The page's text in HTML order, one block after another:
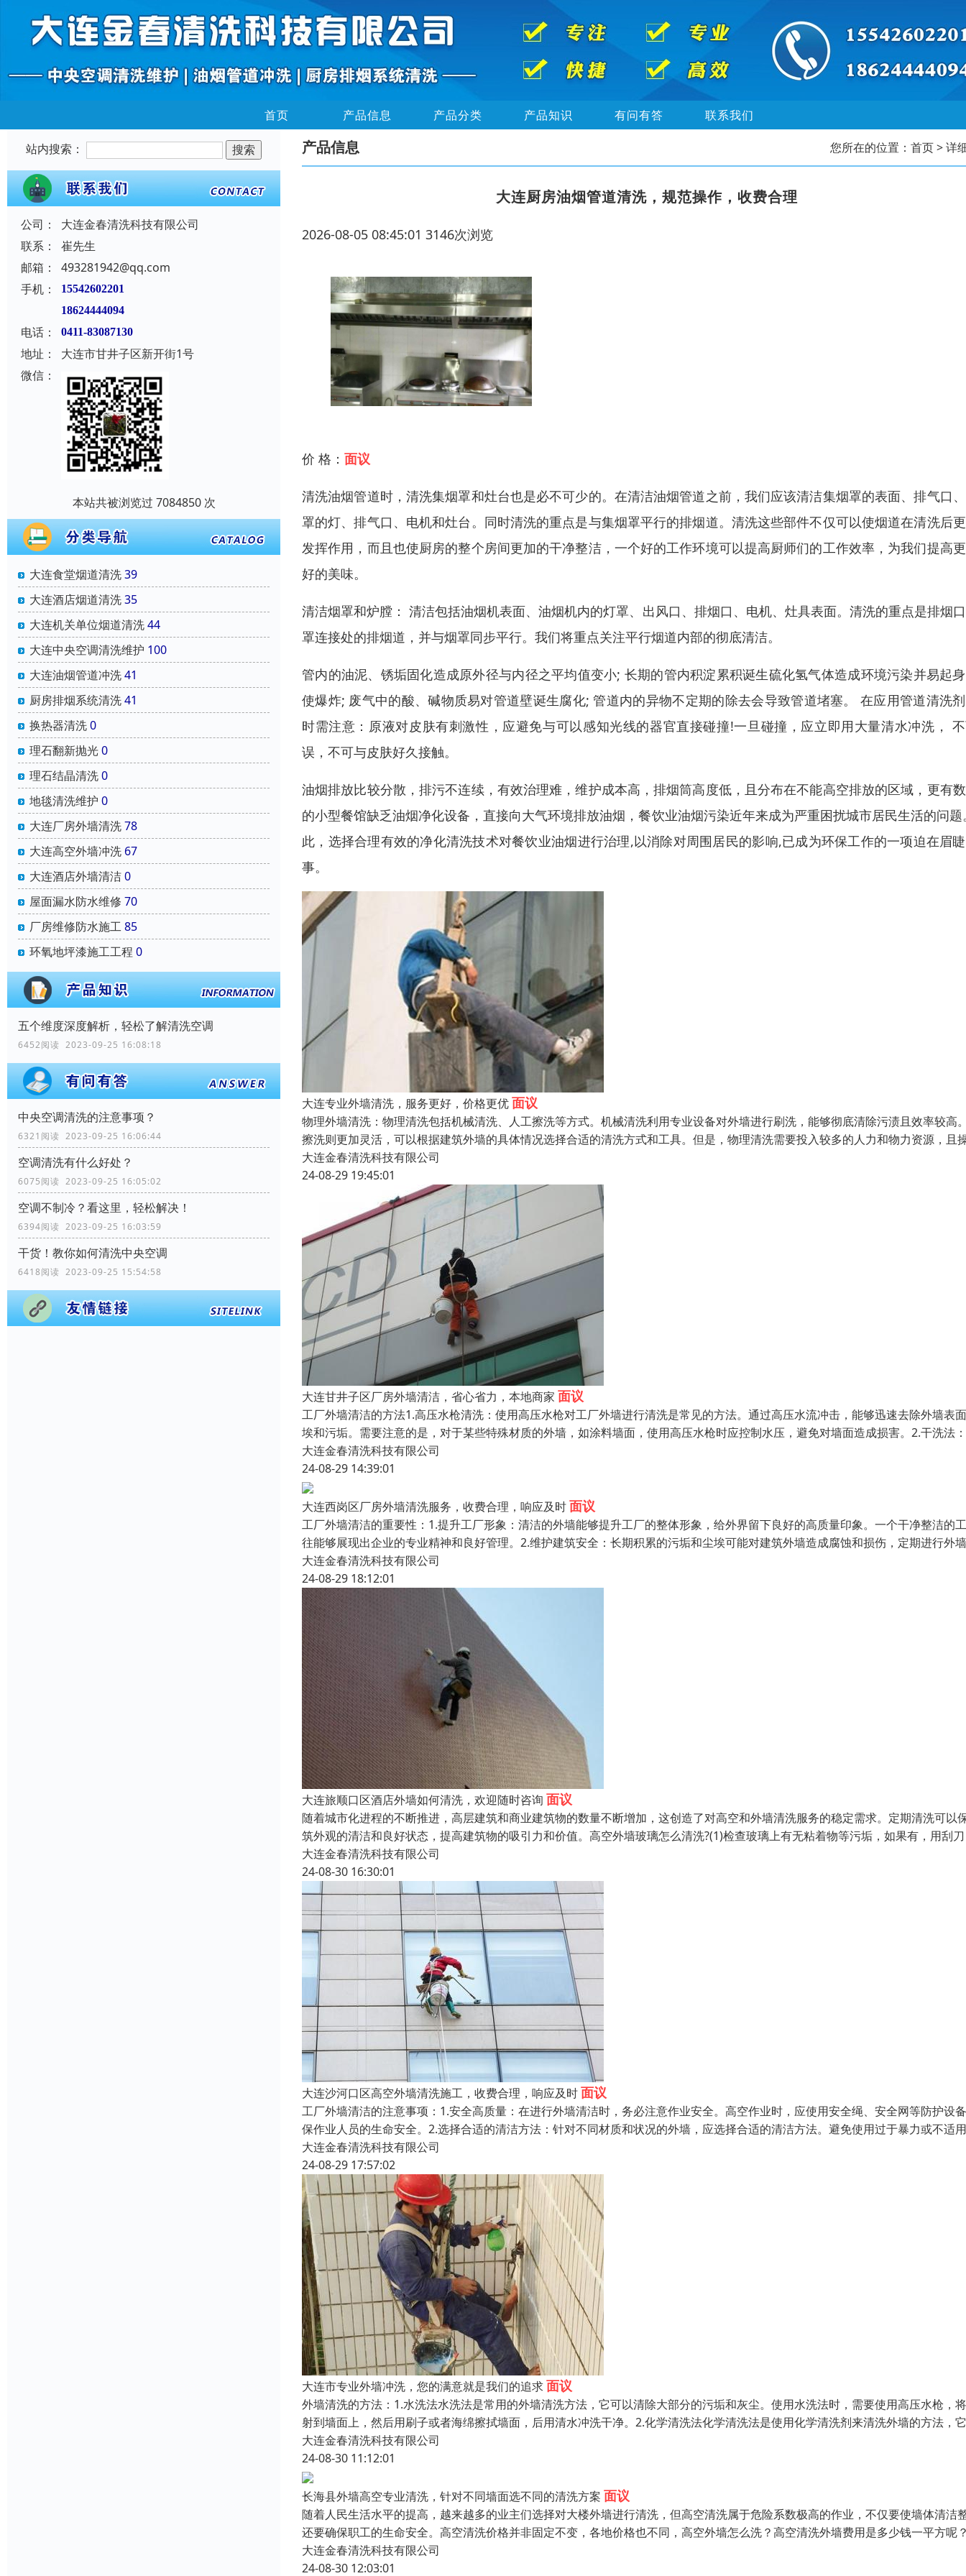
首页 产品信息 产品分类 产品知识 有问有答 联系我们
站内搜索：
公司：
大连金春清洗科技有限公司
联系：
崔先生
邮箱：
493281942@qq.com
手机：
15542602201
18624444094
电话： 0411-83087130
地址：
大连市甘井子区新开街1号
微信：
本站共被浏览过 7084850 次
大连食堂烟道清洗39
大连酒店烟道清洗35
大连机关单位烟道清洗44
大连中央空调清洗维护 100
大连油烟管道冲洗41
厨房排烟系统清洗41
换热器清洗0
理石翻新抛光0
理石结晶清洗0
地毯清洗维护 0
大连厂房外墙清洗78
大连高空外墙冲洗 67
大连酒店外墙清洁0
屋面漏水防水维修 70
厂房维修防水施工85
环氧地坪漆施工工程 0
五个维度深度解析，轻松了解清洗空调
6452阅读 2023-09-25 16:08:18
中央空调清洗的注意事项？
6321阅读 2023-09-25 16:06:44
空调清洗有什么好处？
6075阅读 2023-09-25 16:05:02
空调不制冷？看这里，轻松解决！
6394阅读 2023-09-25 16:03:59
干货！教你如何清洗中央空调
6418阅读 2023-09-25 15:54:58
产品信息 您所在的位置： 首页> 详
大连厨房油烟管道清洗，规范操作，收费合理
2026-08-05 08:45:01 3146次浏览
价 格： 面议
清洗油烟管道时，清洗集烟罩和灶台也是必不可少的。在清洁油烟管道之前，我们应该清洁集烟罩的表面、排气口
罩的灯、排气口、电机和灶台。同时清洗的重点是与集烟罩平行的排烟道。清洗这些部件不仅可以使烟道在清洗后
发挥作用，而且也使厨房的整个房间更加的干净整洁，一个好的工作环境可以提高厨师们的工作效率，为我们提高
好的美味。
清洁烟罩和炉膛： 清洁包括油烟机表面、油烟机内的灯罩、出风口、排烟口、电机、灶具表面。清洗的重点是排烟
罩连接处的排烟道，并与烟罩同步平行。我们将重点关注平行烟道内部的彻底清洁。
管内的油泥、锈垢固化造成原外径与内径之平均值变小; 长期的管内积淀累积诞生硫化氢气体造成环境污染并易起
使爆炸; 废气中的酸、碱物质易对管道壁诞生腐化; 管道内的异物不定期的除去会导致管道堵塞。 在应用管道清洗
时需注意：原液对皮肤有刺激性，应避免与可以感知光线的器官直接碰撞!一旦碰撞，应立即用大量清水冲洗，
误，不可与皮肤好久接触。
油烟排放比较分散，排污不连续，有效治理难，维护成本高，排烟筒高度低，且分布在不能高空排放的区域，更有
的小型餐馆缺乏油烟净化设备，直接向大气环境排放油烟，餐饮业油烟污染近年来成为严重困扰城市居民生活的问题
此，选择合理有效的净化清洗技术对餐饮业油烟进行治理,以消除对周围居民的影响,已成为环保工作的一项迫在眉
事。
大连专业外墙清洗，服务更好，价格更优面议
物理外墙清洗：物理清洗包括机械清洗、人工擦洗等方式。机械清洗利用专业设备对外墙进行刷洗，能够彻底清除污渍且效率较高
擦洗则更加灵活，可以根据建筑外墙的具体情况选择合适的清洗方式和工具。但是，物理清洗需要投入较多的人力和物力资源，且
大连金春清洗科技有限公司
24-08-29 19:45:01
大连甘井子区厂房外墙清洁，省心省力，本地商家 面议
工厂外墙清洁的方法1.高压水枪清洗：使用高压水枪对工厂外墙进行清洗是常见的方法。通过高压水流冲击，能够迅速去除外墙表
埃和污垢。需要注意的是，对于某些特殊材质的外墙，如涂料墙面，使用高压水枪时应控制水压，避免对墙面造成损害。2.干洗法：
大连金春清洗科技有限公司
24-08-29 14:39:01
大连西岗区厂房外墙清洗服务，收费合理，响应及时面议
工厂外墙清洁的重要性：1.提升工厂形象：清洁的外墙能够提升工厂的整体形象，给外界留下良好的高质量印象。一个干净整洁的
往能够展现出企业的专业精神和良好管理。2.维护建筑安全：长期积累的污垢和尘埃可能对建筑外墙造成腐蚀和损伤，定期进行外墙
大连金春清洗科技有限公司
24-08-29 18:12:01
大连旅顺口区酒店外墙如何清洗，欢迎随时咨询 面议
随着城市化进程的不断推进，高层建筑和商业建筑物的数量不断增加，这创造了对高空和外墙清洗服务的稳定需求。定期清洗可以
筑外观的清洁和良好状态，提高建筑物的吸引力和价值。高空外墙玻璃怎么清洗?(1)检查玻璃上有无粘着物等污垢，如果有，用刮刀
大连金春清洗科技有限公司
24-08-30 16:30:01
大连沙河口区高空外墙清洗施工，收费合理，响应及时面议
工厂外墙清洁的注意事项：1.安全高质量：在进行外墙清洁时，务必注意作业安全。高空作业时，应使用安全绳、安全网等防护设
保作业人员的生命安全。2.选择合适的清洁方法：针对不同材质和状况的外墙，应选择合适的清洁方法。避免使用过于暴力或不适用
大连金春清洗科技有限公司
24-08-29 17:57:02
大连市专业外墙冲洗，您的满意就是我们的追求面议
外墙清洗的方法：1.水洗法水洗法是常用的外墙清洗方法，它可以清除大部分的污垢和灰尘。使用水洗法时，需要使用高压水枪，
射到墙面上，然后用刷子或者海绵擦拭墙面，后用清水冲洗干净。2.化学清洗法化学清洗法是使用化学清洗剂来清洗外墙的方法，它
大连金春清洗科技有限公司
24-08-30 11:12:01
长海县外墙高空专业清洗，针对不同墙面选不同的清洗方案 面议
随着人民生活水平的提高，越来越多的业主们选择对大楼外墙进行清洗，但高空清洗属于危险系数极高的作业，不仅要使墙体清洁
还要确保职工的生命安全。高空清洗价格并非固定不变，各地价格也不同，高空外墙怎么洗？高空清洗外墙费用是多少钱一平方呢
大连金春清洗科技有限公司
24-08-30 12:03:01